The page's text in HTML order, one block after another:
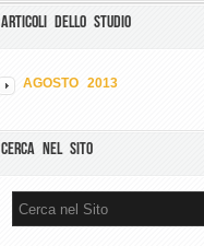
ARTICOLI DELLO STUDIO
AGOSTO 2013
CERCA NEL SITO